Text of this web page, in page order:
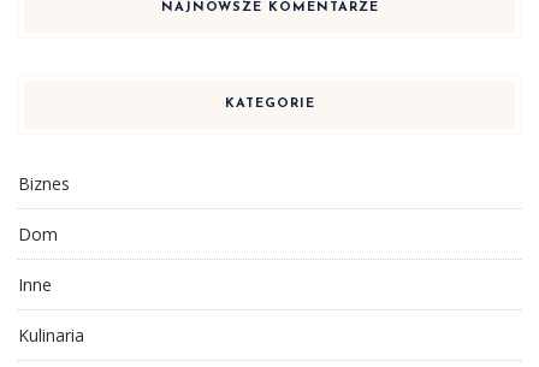
NAJNOWSZE KOMENTARZE
KATEGORIE
Biznes
Dom
Inne
Kulinaria